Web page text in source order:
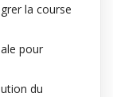
la course
pour
du